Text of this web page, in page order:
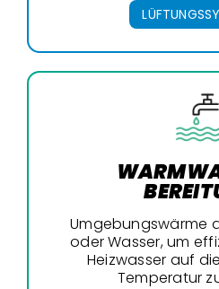
Umgebungswärme
oder Wasser, um
Heizwasser auf
Temperatur